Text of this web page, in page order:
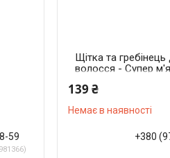
59
Щітка та гребінець
волосся - Супер
139 ₴
Немає в наявності
+380